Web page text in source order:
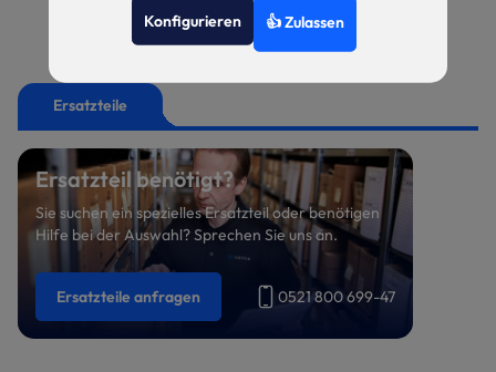
Ersatzteile
Ersatzteil benötigt?
Sie suchen ein spezielles Ersatzteil oder benötigen
Hilfe bei der Auswahl? Sprechen Sie uns an.
Ersatzteile anfragen 0521 800 699-47
Konfigurieren 👍 Zulassen